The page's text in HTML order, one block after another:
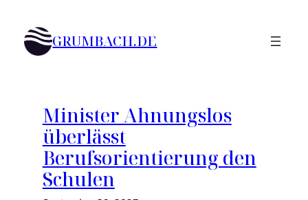
Inhalt
springen GRUMBACH.DE
Minister Ahnungslos
überlässt
Berufsorientierung den
Schulen